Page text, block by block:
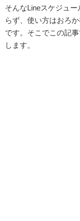
そんなLineスケジュ
らず、使い方はおろ
です。そこでこの記
します。